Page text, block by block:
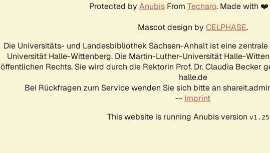
Protected by Anubis From Techaro. Made with
Mascot design by CELPHASE.
Die Universitäts- und Landesbibliothek Sachsen-Anhalt ist eine
Universität Halle-Wittenberg. Die Martin-Luther-Universität Halle-
öffentlichen Rechts. Sie wird durch die Rektorin Prof. Dr. Claudia Becker
halle.de
Bei Rückfragen zum Service wenden Sie sich bitte an
-- Imprint
This website is running Anubis version